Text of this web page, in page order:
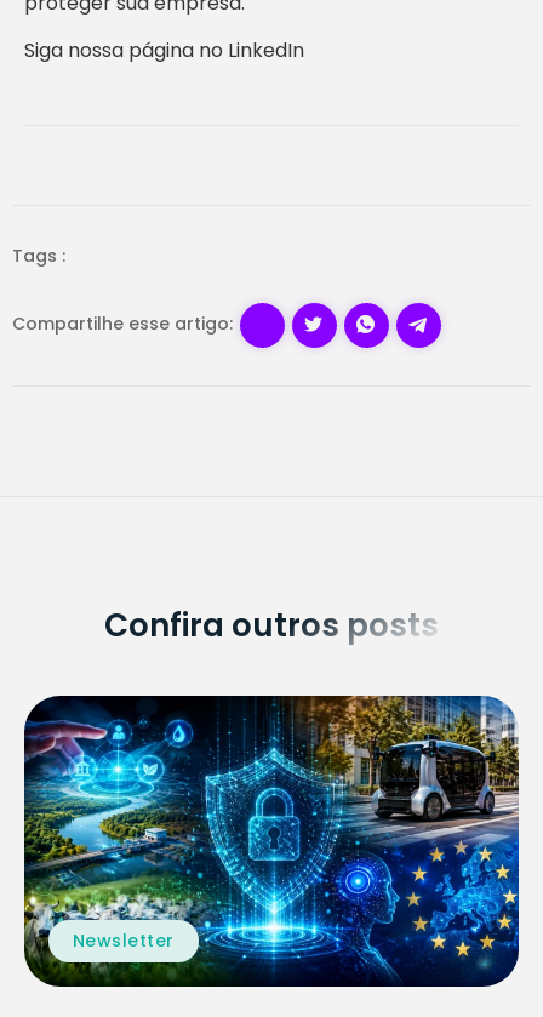
Siga nossa página no LinkedIn
Tags :
Compartilhe esse artigo:
Confira outros posts
Newsletter